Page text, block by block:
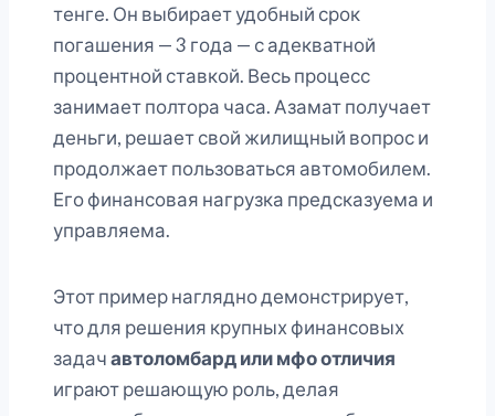
тенге. Он выбирает удобный срок
погашения — 3 года — с адекватной
процентной ставкой. Весь процесс
занимает полтора часа. Азамат получает
деньги, решает свой жилищный вопрос и
продолжает пользоваться автомобилем.
Его финансовая нагрузка предсказуема и
управляема.
Этот пример наглядно демонстрирует,
что для решения крупных финансовых
задачавтоломбард или мфо отличия
играют решающую роль, делая